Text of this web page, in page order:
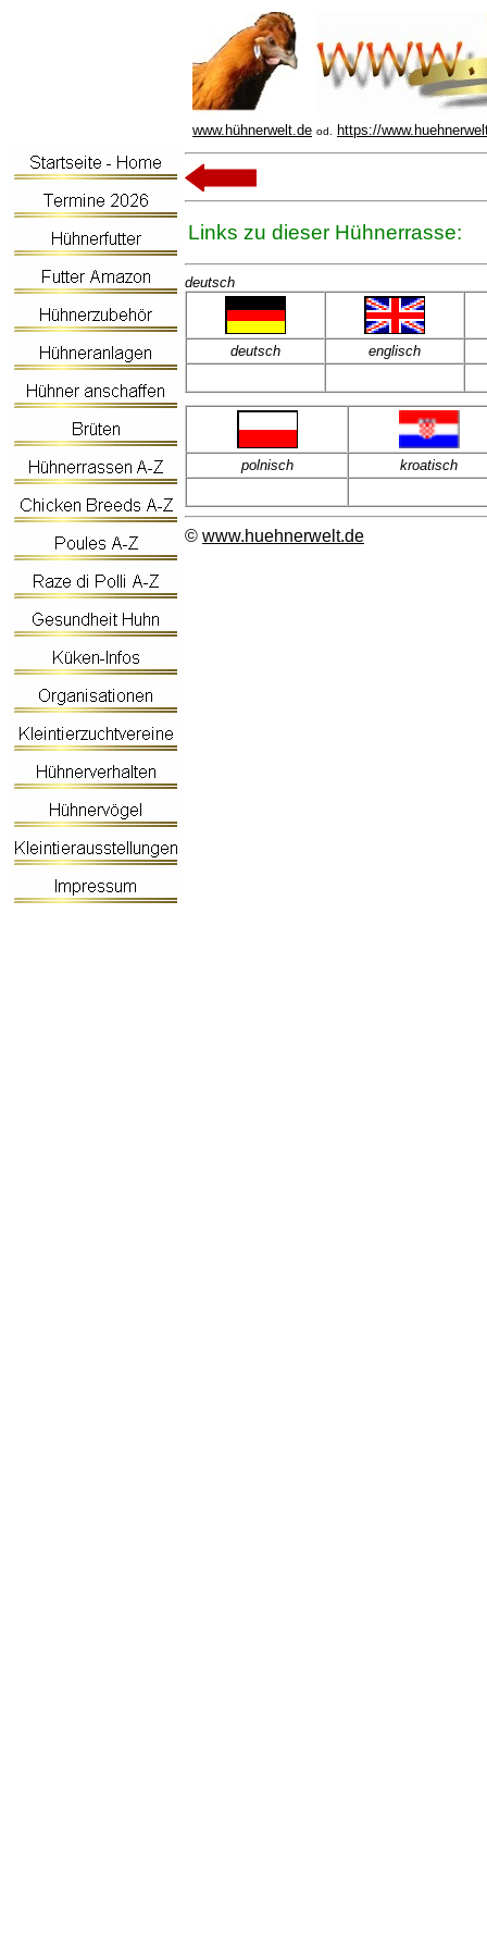
www.hühnerwelt.de od. https://
Links zu dieser Hühnerrasse:
deutsch
deutsch englisch
polnisch kroatisch
© www.huehnerwelt.de